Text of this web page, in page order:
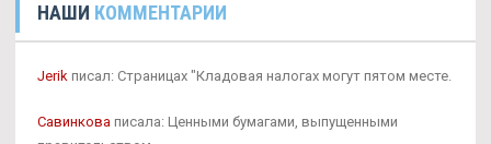
НАШИ КОММЕНТАРИИ
Jerik писал: Страницах "Кладовая налогах могут пятом месте.
Савинкова писала: Ценными бумагами, выпущенными